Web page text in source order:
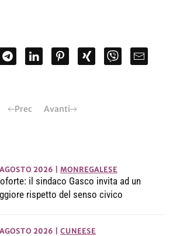
Prec Avanti
2026 MONREGALESE
il sindaco Gasco invita ad un
rispetto del senso civico
2026 CUNEESE